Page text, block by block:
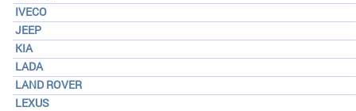
IVECO
JEEP
KIA
LADA
LAND ROVER
LEXUS